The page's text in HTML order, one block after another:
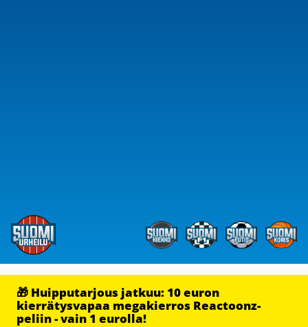
🎁 Huipputarjous jatkuu: 10 euron
kierrätysvapaa megakierros Reactoonz-
peliin - vain 1 eurolla!